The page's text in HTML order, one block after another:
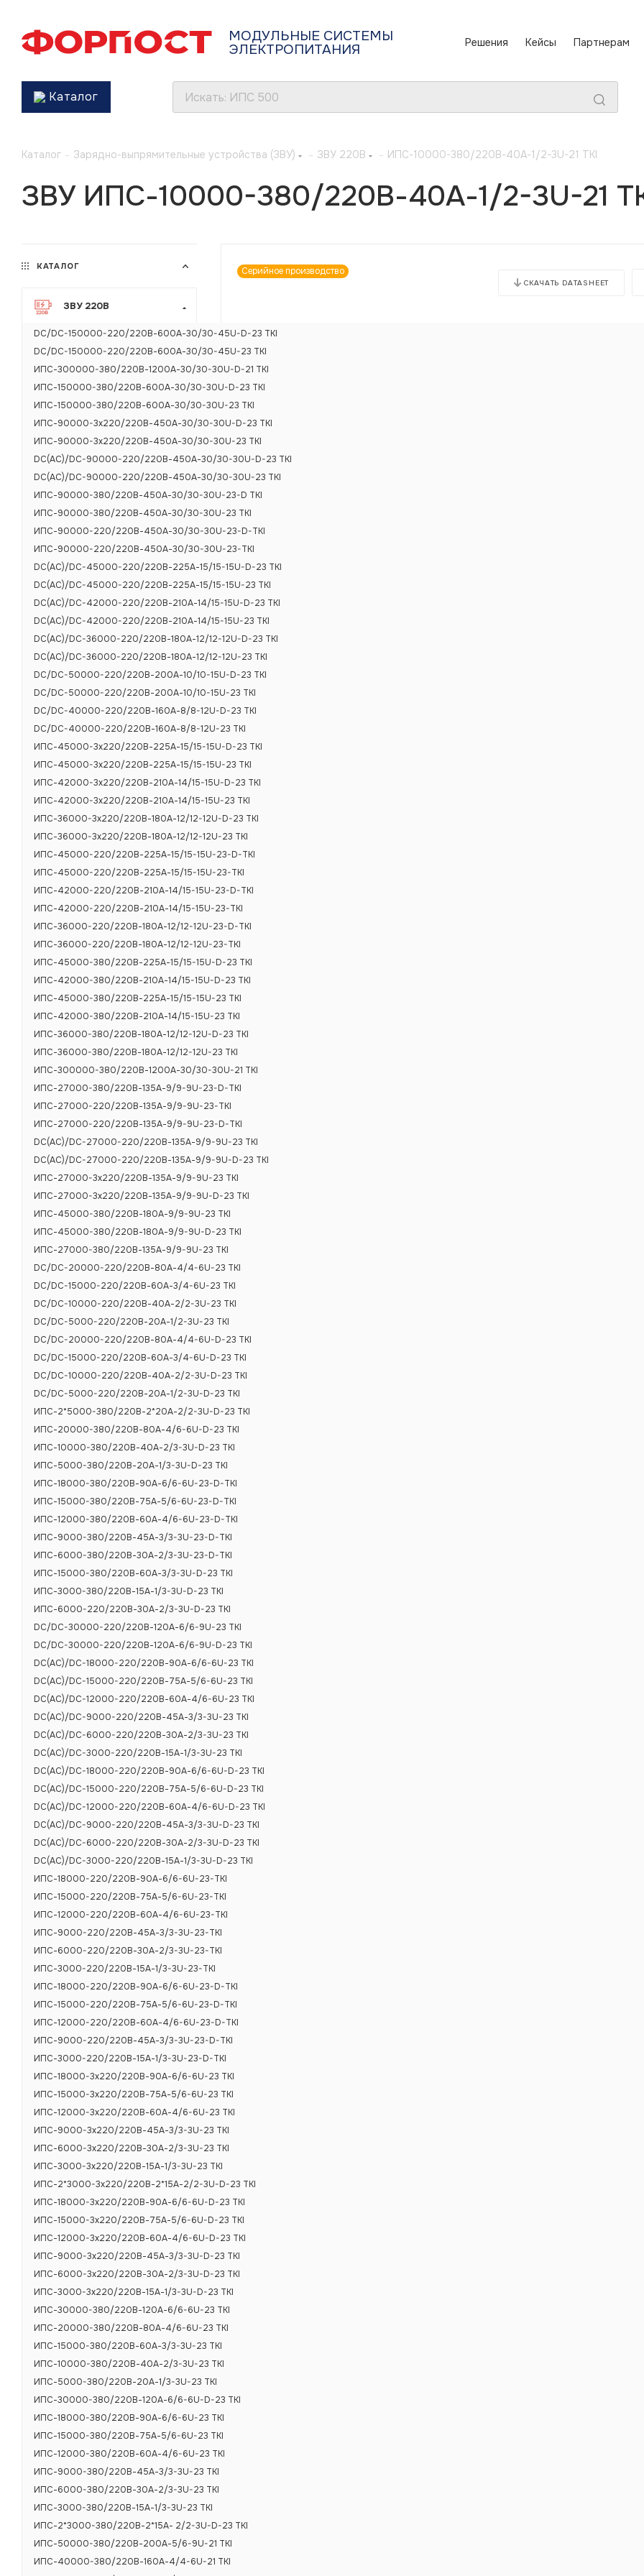
МОДУЛЬНЫЕ СИСТЕМЫ
ЭЛЕКТРОПИТАНИЯ Решения Кейсы Партнерам
Каталог
Каталог - Зарядно-выпрямительные устройства (ЗВУ) - ЗВУ 220В - ИПС-10000-380/220В-40А-1/2-3U-21 TKI
ЗВУ ИПС-10000-380/220В-40А-1/2-3U-21
Серийное производство
СКАЧАТЬ DATASHEET
ХАРАКТЕРИСТИКИ
Диапазон входного напряжения, В
187 ... 286 – повышенный
Номинальный выходной ток, А
Защита от перегрева
Диапазон температуры окружающей среды при транспортировке и хранении, °С
Относительная влажность воздуха, %
КАТАЛОГ
ЗВУ 220В
DC/DC-150000-220/220В-600А-30/30-45U-D-23 TKI
DC/DC-150000-220/220В-600А-30/30-45U-23 TKI
ИПС-300000-380/220В-1200А-30/30-30U-D-21 TKI
ИПС-150000-380/220В-600А-30/30-30U-D-23 TKI
ИПС-150000-380/220В-600А-30/30-30U-23 TKI
ИПС-90000-3х220/220В-450А-30/30-30U-D-23 TKI
ИПС-90000-3х220/220В-450А-30/30-30U-23 TKI
DC(AC)/DC-90000-220/220В-450А-30/30-30U-D-23 TKI
DC(AC)/DC-90000-220/220В-450А-30/30-30U-23 TKI
ИПС-90000-380/220В-450А-30/30-30U-23-D TKI
ИПС-90000-380/220В-450А-30/30-30U-23 TKI
ИПС-90000-220/220В-450А-30/30-30U-23-D-TKI
ИПС-90000-220/220В-450А-30/30-30U-23-TKI
DC(AC)/DC-45000-220/220В-225А-15/15-15U-D-23 TKI
DC(AC)/DC-45000-220/220В-225А-15/15-15U-23 TKI
DC(AC)/DC-42000-220/220В-210А-14/15-15U-D-23 TKI
DC(AC)/DC-42000-220/220В-210А-14/15-15U-23 TKI
DC(AC)/DC-36000-220/220В-180А-12/12-12U-D-23 TKI
DC(AC)/DC-36000-220/220В-180А-12/12-12U-23 TKI
DC/DC-50000-220/220В-200А-10/10-15U-D-23 TKI
DC/DC-50000-220/220В-200А-10/10-15U-23 TKI
DC/DC-40000-220/220В-160А-8/8-12U-D-23 TKI
DC/DC-40000-220/220В-160А-8/8-12U-23 TKI
ИПС-45000-3х220/220В-225А-15/15-15U-D-23 TKI
ИПС-45000-3х220/220В-225А-15/15-15U-23 TKI
ИПС-42000-3х220/220В-210А-14/15-15U-D-23 TKI
ИПС-42000-3х220/220В-210А-14/15-15U-23 TKI
ИПС-36000-3х220/220В-180А-12/12-12U-D-23 TKI
ИПС-36000-3х220/220В-180А-12/12-12U-23 TKI
ИПС-45000-220/220В-225А-15/15-15U-23-D-TKI
ИПС-45000-220/220В-225А-15/15-15U-23-TKI
ИПС-42000-220/220В-210А-14/15-15U-23-D-TKI
ИПС-42000-220/220В-210А-14/15-15U-23-TKI
ИПС-36000-220/220В-180А-12/12-12U-23-D-TKI
ИПС-36000-220/220В-180А-12/12-12U-23-TKI
ИПС-45000-380/220В-225А-15/15-15U-D-23 TKI
ИПС-42000-380/220В-210А-14/15-15U-D-23 TKI
ИПС-45000-380/220В-225А-15/15-15U-23 TKI
ИПС-42000-380/220В-210А-14/15-15U-23 TKI
ИПС-36000-380/220В-180А-12/12-12U-D-23 TKI
ИПС-36000-380/220В-180А-12/12-12U-23 TKI
ИПС-300000-380/220В-1200А-30/30-30U-21 TKI
ИПС-27000-380/220В-135А-9/9-9U-23-D-TKI
ИПС-27000-220/220В-135А-9/9-9U-23-TKI
ИПС-27000-220/220В-135А-9/9-9U-23-D-TKI
DC(AC)/DC-27000-220/220В-135А-9/9-9U-23 TKI
DC(AC)/DC-27000-220/220В-135А-9/9-9U-D-23 TKI
ИПС-27000-3х220/220В-135А-9/9-9U-23 TKI
ИПС-27000-3х220/220В-135А-9/9-9U-D-23 TKI
ИПС-45000-380/220В-180А-9/9-9U-23 TKI
ИПС-45000-380/220В-180А-9/9-9U-D-23 TKI
ИПС-27000-380/220В-135А-9/9-9U-23 TKI
DC/DC-20000-220/220В-80А-4/4-6U-23 TKI
DC/DC-15000-220/220В-60А-3/4-6U-23 TKI
DC/DC-10000-220/220В-40А-2/2-3U-23 TKI
DC/DC-5000-220/220В-20А-1/2-3U-23 TKI
DC/DC-20000-220/220В-80А-4/4-6U-D-23 TKI
DC/DC-15000-220/220В-60А-3/4-6U-D-23 TKI
DC/DC-10000-220/220В-40А-2/2-3U-D-23 TKI
DC/DC-5000-220/220В-20А-1/2-3U-D-23 TKI
ИПС-2*5000-380/220В-2*20А-2/2-3U-D-23 TKI
ИПС-20000-380/220В-80А-4/6-6U-D-23 TKI
ИПС-10000-380/220В-40А-2/3-3U-D-23 TKI
ИПС-5000-380/220В-20А-1/3-3U-D-23 TKI
ИПС-18000-380/220В-90А-6/6-6U-23-D-TKI
ИПС-15000-380/220В-75А-5/6-6U-23-D-TKI
ИПС-12000-380/220В-60А-4/6-6U-23-D-TKI
ИПС-9000-380/220В-45А-3/3-3U-23-D-TKI
ИПС-6000-380/220В-30А-2/3-3U-23-D-TKI
ИПС-15000-380/220В-60А-3/3-3U-D-23 ТКI
ИПС-3000-380/220В-15А-1/3-3U-D-23 ТКI
ИПС-6000-220/220В-30А-2/3-3U-D-23 ТКI
DC/DC-30000-220/220В-120А-6/6-9U-23 TKI
DC/DC-30000-220/220В-120А-6/6-9U-D-23 TKI
DC(AC)/DC-18000-220/220В-90А-6/6-6U-23 TKI
DC(AC)/DC-15000-220/220В-75А-5/6-6U-23 TKI
DC(AC)/DC-12000-220/220В-60А-4/6-6U-23 TKI
DC(AC)/DC-9000-220/220В-45А-3/3-3U-23 TKI
DC(AC)/DC-6000-220/220В-30А-2/3-3U-23 TKI
DC(AC)/DC-3000-220/220В-15А-1/3-3U-23 TKI
DC(AC)/DC-18000-220/220В-90А-6/6-6U-D-23 TKI
DC(AC)/DC-15000-220/220В-75А-5/6-6U-D-23 TKI
DC(AC)/DC-12000-220/220В-60А-4/6-6U-D-23 TKI
DC(AC)/DC-9000-220/220В-45А-3/3-3U-D-23 TKI
DC(AC)/DC-6000-220/220В-30А-2/3-3U-D-23 TKI
DC(AC)/DC-3000-220/220В-15А-1/3-3U-D-23 TKI
ИПС-18000-220/220В-90А-6/6-6U-23-TKI
ИПС-15000-220/220В-75А-5/6-6U-23-TKI
ИПС-12000-220/220В-60А-4/6-6U-23-TKI
ИПС-9000-220/220В-45А-3/3-3U-23-TKI
ИПС-6000-220/220В-30А-2/3-3U-23-TKI
ИПС-3000-220/220В-15А-1/3-3U-23-TKI
ИПС-18000-220/220В-90А-6/6-6U-23-D-TKI
ИПС-15000-220/220В-75А-5/6-6U-23-D-TKI
ИПС-12000-220/220В-60А-4/6-6U-23-D-TKI
ИПС-9000-220/220В-45А-3/3-3U-23-D-TKI
ИПС-3000-220/220В-15А-1/3-3U-23-D-TKI
ИПС-18000-3х220/220В-90А-6/6-6U-23 TKI
ИПС-15000-3х220/220В-75А-5/6-6U-23 TKI
ИПС-12000-3х220/220В-60А-4/6-6U-23 TKI
ИПС-9000-3х220/220В-45А-3/3-3U-23 TKI
ИПС-6000-3х220/220В-30А-2/3-3U-23 TKI
ИПС-3000-3х220/220В-15А-1/3-3U-23 TKI
ИПС-2*3000-3х220/220В-2*15А-2/2-3U-D-23 TKI
ИПС-18000-3х220/220В-90А-6/6-6U-D-23 TKI
ИПС-15000-3х220/220В-75А-5/6-6U-D-23 TKI
ИПС-12000-3х220/220В-60А-4/6-6U-D-23 TKI
ИПС-9000-3х220/220В-45А-3/3-3U-D-23 TKI
ИПС-6000-3х220/220В-30А-2/3-3U-D-23 TKI
ИПС-3000-3х220/220В-15А-1/3-3U-D-23 TKI
ИПС-30000-380/220В-120А-6/6-6U-23 TKI
ИПС-20000-380/220В-80А-4/6-6U-23 TKI
ИПС-15000-380/220В-60А-3/3-3U-23 TKI
ИПС-10000-380/220В-40А-2/3-3U-23 TKI
ИПС-5000-380/220В-20А-1/3-3U-23 TKI
ИПС-30000-380/220В-120А-6/6-6U-D-23 TKI
ИПС-18000-380/220В-90А-6/6-6U-23 TKI
ИПС-15000-380/220В-75А-5/6-6U-23 TKI
ИПС-12000-380/220В-60А-4/6-6U-23 TKI
ИПС-9000-380/220В-45А-3/3-3U-23 TKI
ИПС-6000-380/220В-30А-2/3-3U-23 TKI
ИПС-3000-380/220В-15А-1/3-3U-23 TKI
ИПС-2*3000-380/220В-2*15А- 2/2-3U-D-23 TKI
ИПС-50000-380/220В-200А-5/6-9U-21 TKI
ИПС-40000-380/220В-160А-4/4-6U-21 TKI